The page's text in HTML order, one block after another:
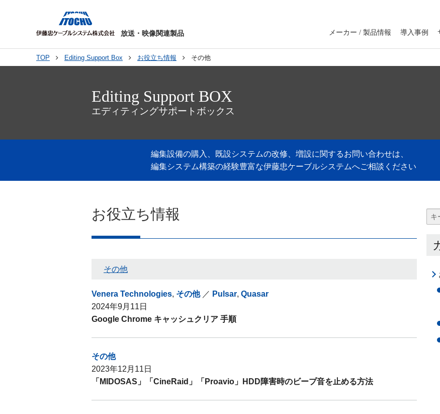
放送・映像関連製品 メーカー / 製品情報 導入事例
TOP Editing Support Box お役立ち情報 その他
Editing Support BOX
エディティングサポートボックス
編集設備の購入、既設システムの改修、増設に関するお問い合わせは、
編集システム構築の経験豊富な伊藤忠ケーブルシステムへご相談ください
お役立ち情報
その他
Venera Technologies, その他／ Pulsar, Quasar
2024年9月11日
Google Chrome キャッシュクリア 手順
その他
2023年12月11日
「MIDOSAS」「CineRaid」「Proavio」HDD障害時のビープ音を止める方法